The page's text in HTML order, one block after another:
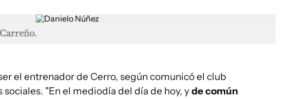
el entrenador de Cerro, según comunicó el club
sociales. "En el mediodía del día de hoy, yde común